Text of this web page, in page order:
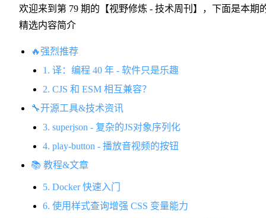
欢迎来到第 79 期的【视野修炼 - 技术周刊】，下面是本期
精选内容简介
🔥强烈推荐
1. 译：编程 40 年 - 软件只是乐趣
2. CJS 和 ESM 相互兼容？
🔧开源工具&技术资讯
3. superjson - 复杂的JS对象序列化
4. play-button - 播放音视频的按钮
📚 教程&文章
5. Docker 快速入门
6. 使用样式查询增强 CSS 变量能力